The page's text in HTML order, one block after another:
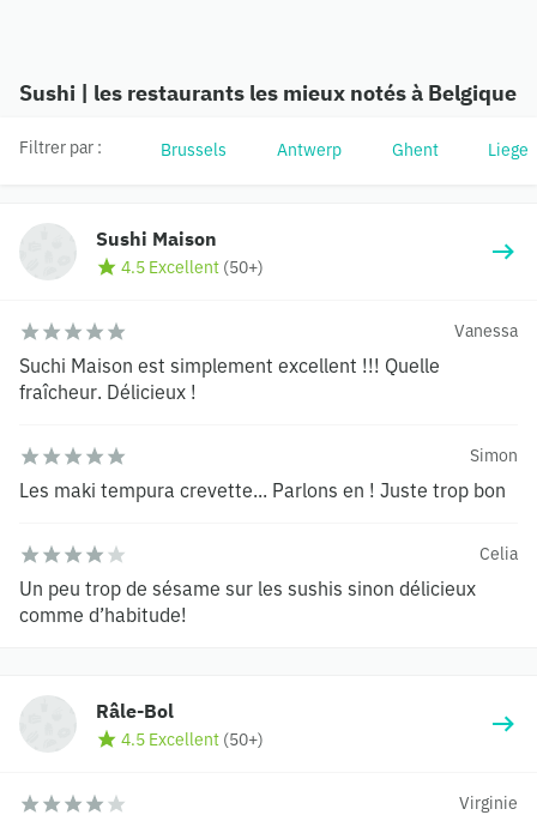
Sushi | les restaurants les mieux notés à Belgique
Filtrer par : Brussels Antwerp Ghent Liege
Sushi Maison
4.5 Excellent (50+)
Vanessa
Suchi Maison est simplement excellent !!! Quelle
fraîcheur. Délicieux !
Simon
Les maki tempura crevette... Parlons en ! Juste trop bon
Celia
Un peu trop de sésame sur les sushis sinon délicieux
comme d’habitude!
Râle-Bol
4.5 Excellent (50+)
Virginie